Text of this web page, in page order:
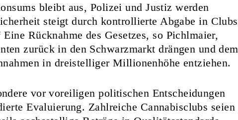
bleibt aus, Polizei und Justiz werden
steigt durch kontrollierte Abgabe in Clubs
Rücknahme des Gesetzes, so Pichlmaier,
zurück in den Schwarzmarkt drängen und dem
in dreistelliger Millionenhöhe entziehen.
vor voreiligen politischen Entscheidungen
Evaluierung. Zahlreiche Cannabisclubs seien